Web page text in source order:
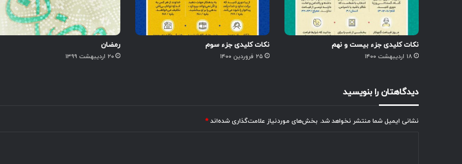
نکات کلیدی جزء بیست و نهم
۱۸ اردیبهشت ۱۴۰۰
نکات کلیدی جزء سوم
۲۵ فروردین ۱۴۰۰
رمضان
۲۰ اردیبهشت ۱۳۹۹
دیدگاهتان را بنویسید
نشانی ایمیل شما منتشر نخواهد شد. بخش‌های موردنیاز علامت‌گذاری شده‌اند *